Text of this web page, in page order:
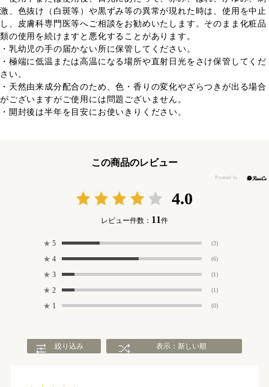
激、色抜け（白斑等）や黒ずみ等の異常が現れた時は、使用を中止
し、皮膚科専門医等へご相談をお勧めいたします。そのまま化粧品
類の使用を続けますと悪化することがあります。
・乳幼児の手の届かない所に保管してください。
・極端に低温または高温になる場所や直射日光をさけ保管してくだ
さい。
・天然由来成分配合のため、色・香りの変化やざらつきが出る場合
がございますがご使用には問題ございません。
・開封後は半年を目安にお使いきりください。
この商品のレビュー
4.0
レビュー件数： 11件
★ 5 (3)
★ 4 (6)
★ 3 (1)
★ 2 (1)
★ 1 (0)
絞り込み 表示：新しい順